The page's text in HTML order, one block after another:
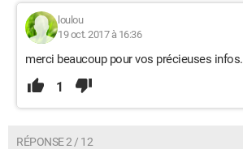
loulou
19 oct. 2017 à 16:36
merci beaucoup pour vos précieuses infos.
1
RÉPONSE 2 / 12